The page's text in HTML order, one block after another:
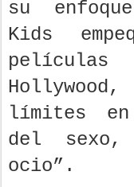
su
Kids
límites en
del
ocio”.